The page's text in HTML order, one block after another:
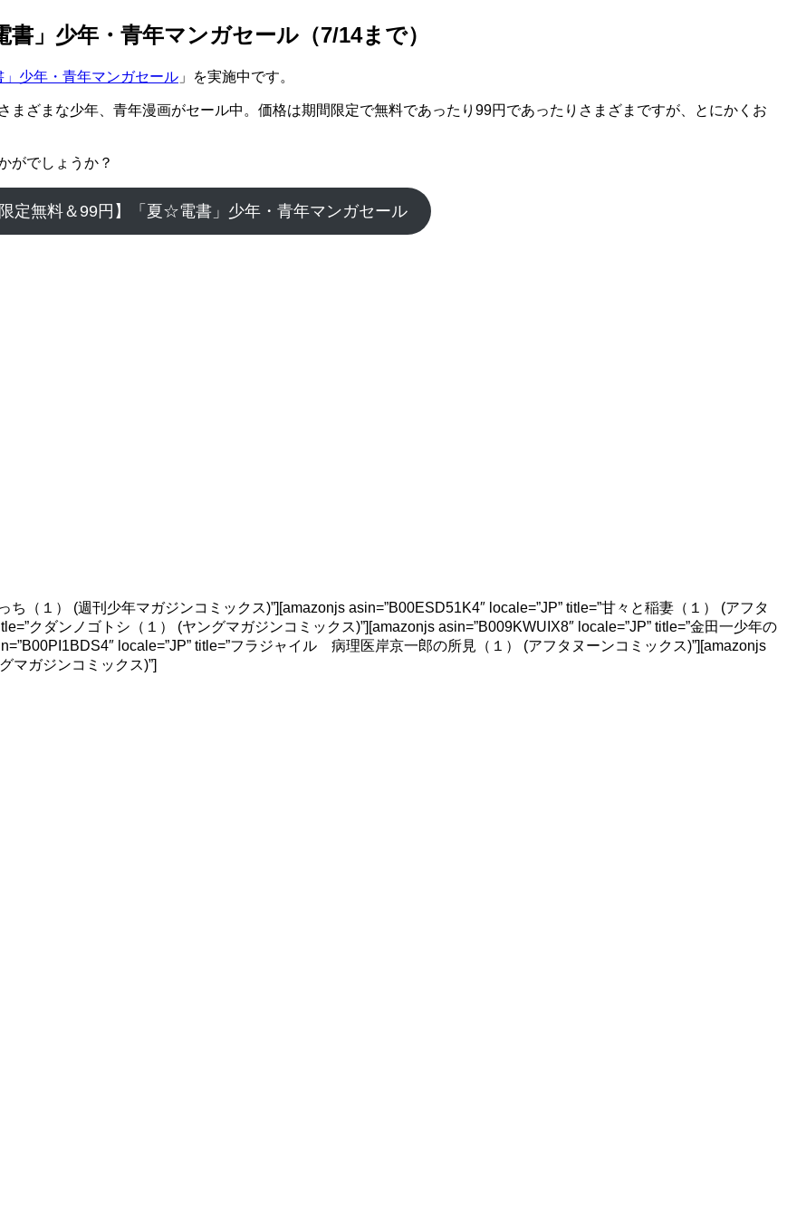
」少年・青年マンガセール（7/14まで）
少年・青年マンガセール 」を実施中です。
ざまな少年、青年漫画がセール中。価格は期間限定で無料であったり99円であったりさまざまですが、とにかくお
がでしょうか？
限定無料＆99円】「夏☆電書」少年・青年マンガセール
ち（１） (週刊少年マガジンコミックス)”][amazonjs asin=”B00ESD51K4″ locale=”JP” title=”甘々と稲妻（１） (アフタ
クダンノゴトシ（１） (ヤングマガジンコミックス)”][amazonjs asin=”B009KWUIX8″ locale=”JP” title=”金田一少年の
locale=”JP” title=”フラジャイル 病理医岸京一郎の所見（１） (アフタヌーンコミックス)”][amazonjs
マガジンコミックス)”]